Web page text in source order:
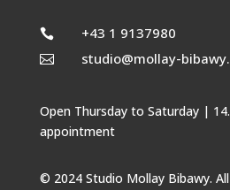
 +43 1 9137980
 studio@mollay-
Open Thursday to Saturday |
appointment
© 2024 Studio Mollay Bibawy.